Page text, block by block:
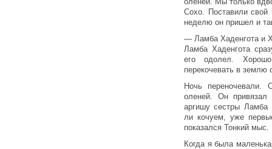
Сохо. Поставили
неделю он пришел и
— Ламба Хаденгота и
Ламба Хаденгота
его одолел.
перекочевать в землю
Ночь переночевали.
оленей. Он
аргишу сестры Ламба
ли кочуем, уже
показался Тонкий мыс.
Когда я была